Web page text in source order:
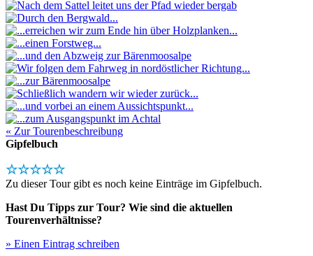
« Zur Tourenbeschreibung
Gipfelbuch
☆☆☆☆☆
Zu dieser Tour gibt es noch keine Einträge im Gipfelbuch.
Hast Du Tipps zur Tour? Wie sind die aktuellen
Tourenverhältnisse?
» Einen Eintrag schreiben